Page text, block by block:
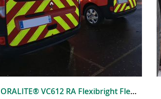
ORALITE® VC612 RA Flexibright Fleet Marking Grade